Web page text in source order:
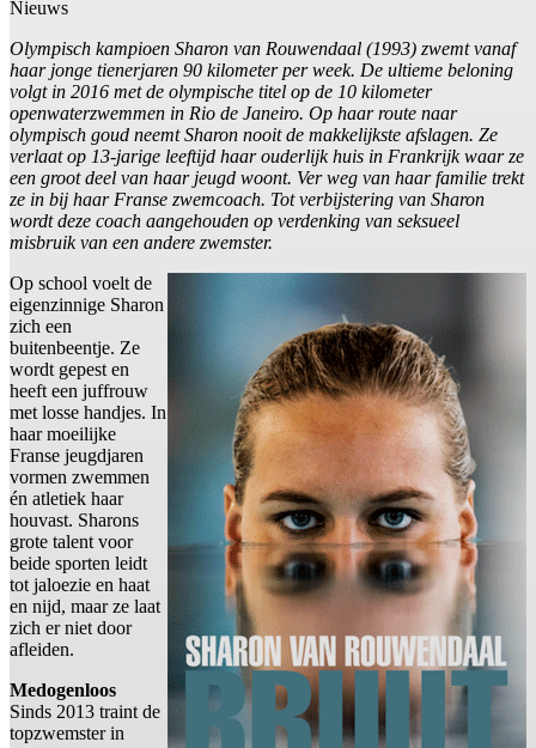
Nieuws
Olympisch kampioen Sharon van Rouwendaal (1993) zwemt vanaf
haar jonge tienerjaren 90 kilometer per week. De ultieme beloning
volgt in 2016 met de olympische titel op de 10 kilometer
openwaterzwemmen in Rio de Janeiro. Op haar route naar
olympisch goud neemt Sharon nooit de makkelijkste afslagen. Ze
verlaat op 13-jarige leeftijd haar ouderlijk huis in Frankrijk waar ze
een groot deel van haar jeugd woont. Ver weg van haar familie trekt
ze in bij haar Franse zwemcoach. Tot verbijstering van Sharon
wordt deze coach aangehouden op verdenking van seksueel
misbruik van een andere zwemster.
Op school voelt de
eigenzinnige Sharon
zich een
buitenbeentje. Ze
wordt gepest en
heeft een juffrouw
met losse handjes. In
haar moeilijke
Franse jeugdjaren
vormen zwemmen
én atletiek haar
houvast. Sharons
grote talent voor
beide sporten leidt
tot jaloezie en haat
en nijd, maar ze laat
zich er niet door
afleiden.
Medogenloos
Sinds 2013 traint de
topzwemster in